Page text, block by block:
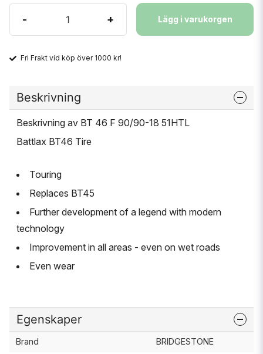
- + Lägg i varukorgen
Fri Frakt vid köp över 1000 kr!
Beskrivning
Beskrivning av BT 46 F 90/90-18 51HTL
Battlax BT46 Tire
Touring
Replaces BT45
Further development of a legend with modern
technology
Improvement in all areas - even on wet roads
Even wear
Egenskaper
Brand BRIDGESTONE